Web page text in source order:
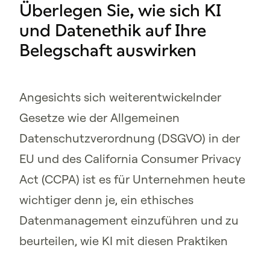
Überlegen Sie, wie sich KI
und Datenethik auf Ihre
Belegschaft auswirken
Angesichts sich weiterentwickelnder
Gesetze wie der Allgemeinen
Datenschutzverordnung (DSGVO) in der
EU und des California Consumer Privacy
Act (CCPA) ist es für Unternehmen heute
wichtiger denn je, ein ethisches
Datenmanagement einzuführen und zu
beurteilen, wie KI mit diesen Praktiken